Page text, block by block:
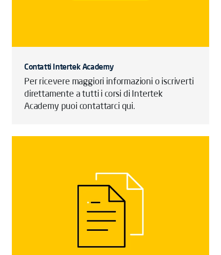
Contatti Intertek Academy
Per ricevere maggiori informazioni o iscriverti
direttamente a tutti i corsi di Intertek
Academy puoi contattarci qui.